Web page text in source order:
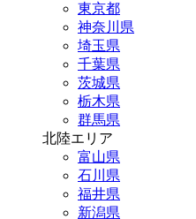
東京都
神奈川県
埼玉県
千葉県
茨城県
栃木県
群馬県
北陸エリア
富山県
石川県
福井県
新潟県